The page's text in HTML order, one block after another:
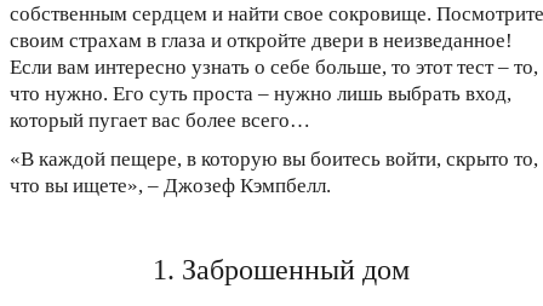
собственным сердцем и найти свое сокровище. Посмотрите
своим страхам в глаза и откройте двери в неизведанное!
Если вам интересно узнать о себе больше, то этот тест – то,
что нужно. Его суть проста – нужно лишь выбрать вход,
который пугает вас более всего…
«В каждой пещере, в которую вы боитесь войти, скрыто то,
что вы ищете», – Джозеф Кэмпбелл.
1. Заброшенный дом